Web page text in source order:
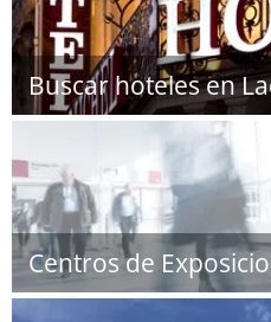
Buscar hoteles en
Centros de